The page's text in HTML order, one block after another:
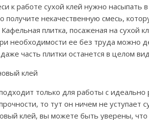
к работе сухой клей нужно насыпать
получите некачественную смесь,
плитка, посаженая на сухой
необходимости ее без труда можно
часть плитки останется в целом
клей
только для работы с
то тут он ничем не уступает
клей, вы можете быть уверены, что